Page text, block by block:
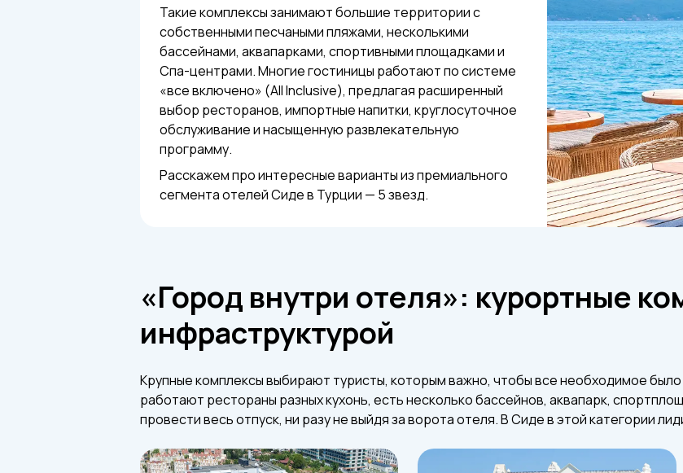
Такие комплексы занимают большие территории с
собственными песчаными пляжами, несколькими
бассейнами, аквапарками, спортивными площадками и
Спа-центрами. Многие гостиницы работают по системе
«все включено» (All Inclusive), предлагая расширенный
выбор ресторанов, импортные напитки, круглосуточное
обслуживание и насыщенную развлекательную
программу.
Расскажем про интересные варианты из премиального
сегмента отелей Сиде в Турции — 5 звезд.
«Город внутри отеля»: курортные
инфраструктурой
Крупные комплексы выбирают туристы, которым важно, чтобы все необходимое было
работают рестораны разных кухонь, есть несколько бассейнов, аквапарк,
провести весь отпуск, ни разу не выйдя за ворота отеля. В Сиде в этой категории